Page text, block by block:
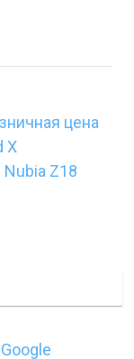
цена
X
Z18
Google